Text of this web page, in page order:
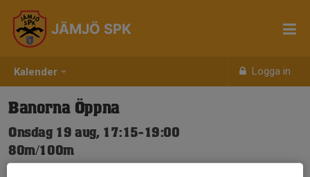
Kalender Logga in
JÄMJÖ SPK
Banorna Öppna
Onsdag 19 aug, 17:15-19:00
80m/100m